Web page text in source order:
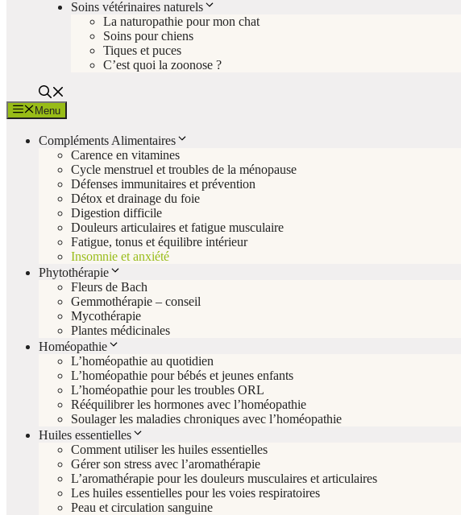
Soins vétérinaires naturels
La naturopathie pour mon chat
Soins pour chiens
Tiques et puces
C’est quoi la zoonose ?
Menu
Compléments Alimentaires
Carence en vitamines
Cycle menstruel et troubles de la ménopause
Défenses immunitaires et prévention
Détox et drainage du foie
Digestion difficile
Douleurs articulaires et fatigue musculaire
Fatigue, tonus et équilibre intérieur
Insomnie et anxiété
Phytothérapie
Fleurs de Bach
Gemmothérapie – conseil
Mycothérapie
Plantes médicinales
Homéopathie
L’homéopathie au quotidien
L’homéopathie pour bébés et jeunes enfants
L’homéopathie pour les troubles ORL
Rééquilibrer les hormones avec l’homéopathie
Soulager les maladies chroniques avec l’homéopathie
Huiles essentielles
Comment utiliser les huiles essentielles
Gérer son stress avec l’aromathérapie
L’aromathérapie pour les douleurs musculaires et articulaires
Les huiles essentielles pour les voies respiratoires
Peau et circulation sanguine